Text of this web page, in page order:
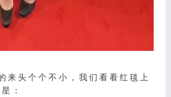
来头个个不小，我们看看红毯上
：